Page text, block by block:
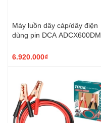
Máy luồn dây cáp/dây điện
dùng pin DCA ADCX600DM
6.920.000₫